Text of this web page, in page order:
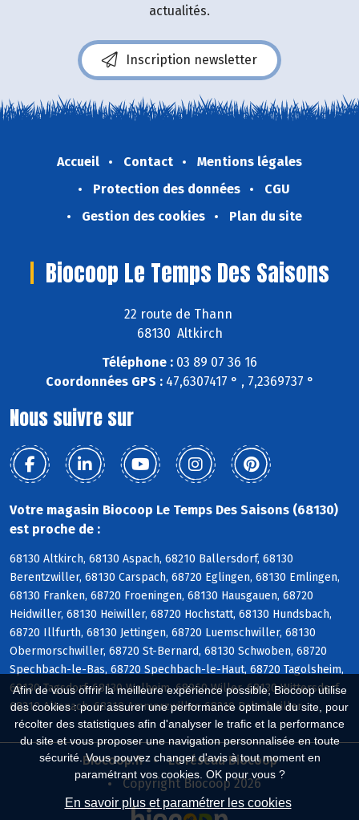
Afin de vous offrir la meilleure expérience possible, Biocoop utilise
des cookies : pour assurer une performance optimale du site, pour
récolter des statistiques afin d'analyser le trafic et la performance
du site et vous proposer une navigation personnalisée en toute
sécurité. Vous pouvez changer d'avis à tout moment en
paramétrant vos cookies. OK pour vous ?
En savoir plus et paramétrer les cookies
actualités.
Inscription newsletter
Accueil Contact
Mentions légales
Protection des données
CGU
Gestion des cookies
Plan du site
Biocoop Le Temps Des Saisons
22 route de Thann
68130 Altkirch
Téléphone : 03 89 07 36 16
Coordonnées GPS :47,6307417 ° , 7,2369737 °
Nous suivre sur
Votre magasin Biocoop Le Temps Des Saisons (68130)
est proche de :
68130 Altkirch, 68130 Aspach, 68210 Ballersdorf, 68130
Berentzwiller, 68130 Carspach, 68720 Eglingen, 68130 Emlingen,
68130 Franken, 68720 Froeningen, 68130 Hausgauen, 68720
Heidwiller, 68130 Heiwiller, 68720 Hochstatt, 68130 Hundsbach,
68720 Illfurth, 68130 Jettingen, 68720 Luemschwiller, 68130
Obermorschwiller, 68720 St-Bernard, 68130 Schwoben, 68720
Spechbach-le-Bas, 68720 Spechbach-le-Haut, 68720 Tagolsheim,
68130 Tagsdorf, 68130 Walheim, 68960 Willer, 68130 Wittersdorf,
68210 Altenach, 68210 Ammerzwiller, 68210 Balschwiller
Biocoop.fr
Le réseau Biocoop
Copyright Biocoop 2026